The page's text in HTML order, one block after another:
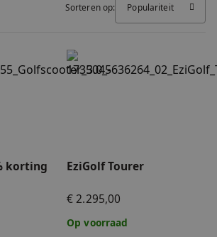
Sorteren op: Populariteit
korting
- Golfscooter 3.0
EziGolf Tourer
€ 2.295,00
Op voorraad
EziGolf Tourer